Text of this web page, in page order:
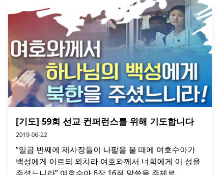
[기도] 59회 선교 컨퍼런스를 위해 기도합니다
2019-06-22
“일곱 번째에 제사장들이 나팔을 불 때에 여호수아가
백성에게 이르되 외치라 여호와께서 너희에게 이 성을